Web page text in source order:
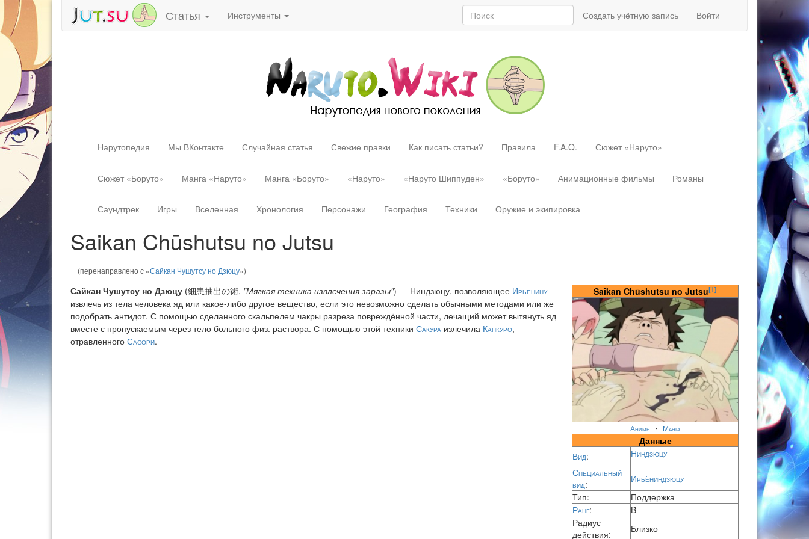
Статья Инструменты Создать учётную запись Войти
Нарутопедия Мы ВКонтакте Случайная статья Свежие правки Как писать статьи? Правила F.A.Q. Сюжет «Наруто»
Сюжет «Боруто» Манга «Наруто» Манга «Боруто» «Наруто» «Наруто Шиппуден» «Боруто» Анимационные фильмы Романы
Саундтрек Игры Вселенная Хронология Персонажи География Техники
Оружие и экипировка
Перейти
навигация ,
поиск
Saikan Chūshutsu no Jutsu
(перенаправлено с «Сайкан Чушутсу но Дзюцу»)
Saikan Chūshutsu no Jutsu[1]
Аниме ・ Манга
Данные
Вид:
Ниндзюцу
Специальный
вид:
Ирьёниндзюцу
Тип:
Поддержка
Ранг:
B
Радиус
действия:
Близко
Сайкан Чушутсу но Дзюцу (細患抽出の術, "Мягкая техника извлечения заразы") — Ниндзюцу, позволяющее Ирьёнину
извлечь из тела человека яд или какое-либо другое вещество, если это невозможно сделать обычными методами или же
подобрать антидот. С помощью сделанного скальпелем чакры разреза повреждённой части, лечащий может вытянуть яд
вместе с пропускаемым через тело больного физ. раствора. С помощью этой техники Сакура излечила Канкуро,
отравленного Сасори.